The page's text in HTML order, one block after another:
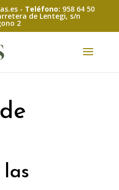
- Teléfono: 958 64 50
de Lentegi, s/n
2